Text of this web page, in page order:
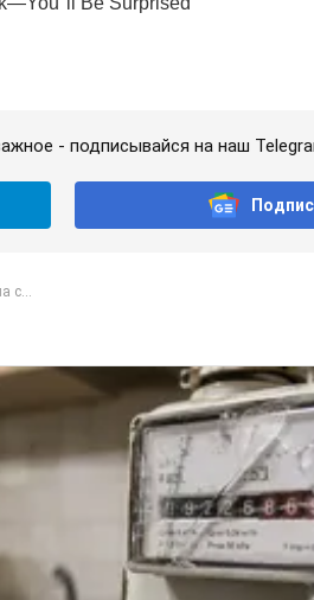
- подписывайся на наш
с...